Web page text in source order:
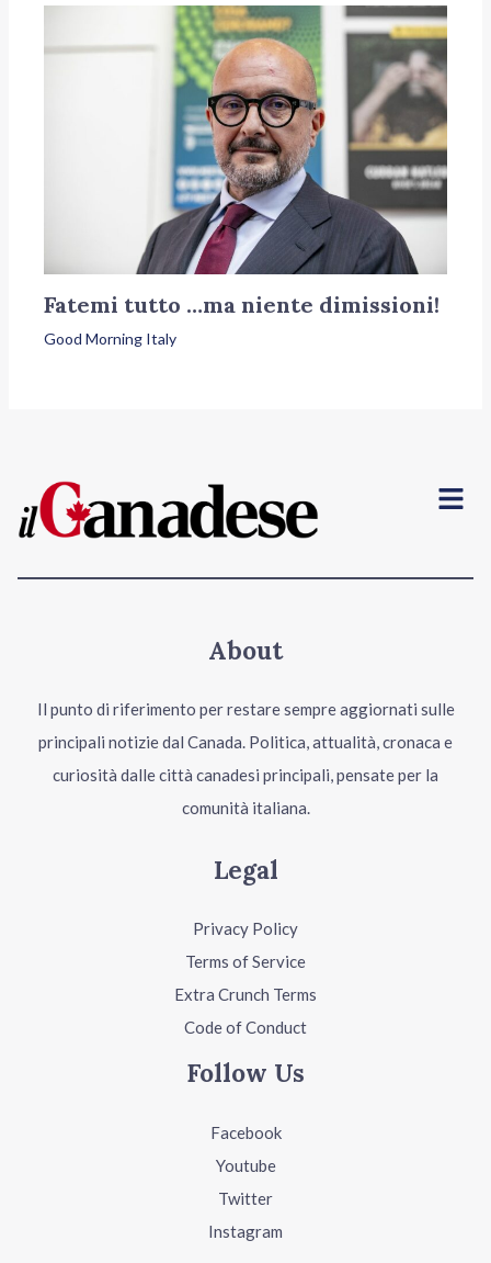
Fatemi tutto …ma niente dimissioni!
Good Morning Italy
Menu
About
Il punto di riferimento per restare sempre aggiornati sulle
principali notizie dal Canada. Politica, attualità, cronaca e
curiosità dalle città canadesi principali, pensate per la
comunità italiana.
Legal
Privacy Policy
Terms of Service
Extra Crunch Terms
Code of Conduct
Follow Us
Facebook
Youtube
Twitter
Instagram